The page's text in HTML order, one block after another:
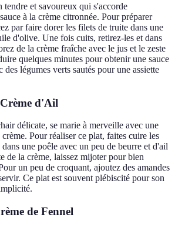
tendre et savoureux qui s'accorde
à la crème citronnée. Pour préparer
par faire dorer les filets de truite dans une
d'olive. Une fois cuits, retirez-les et dans
de la crème fraîche avec le jus et le zeste
quelques minutes pour obtenir une sauce
des légumes verts sautés pour une assiette
d'Ail
délicate, se marie à merveille avec une
crème. Pour réaliser ce plat, faites cuire les
une poêle avec un peu de beurre et d'ail
de la crème, laissez mijoter pour bien
un peu de croquant, ajoutez des amandes
Ce plat est souvent plébiscité pour son
de Fennel